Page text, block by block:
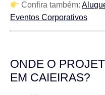
Confira também:
Eventos Corporativos
ONDE O
EM CAIEIRAS?